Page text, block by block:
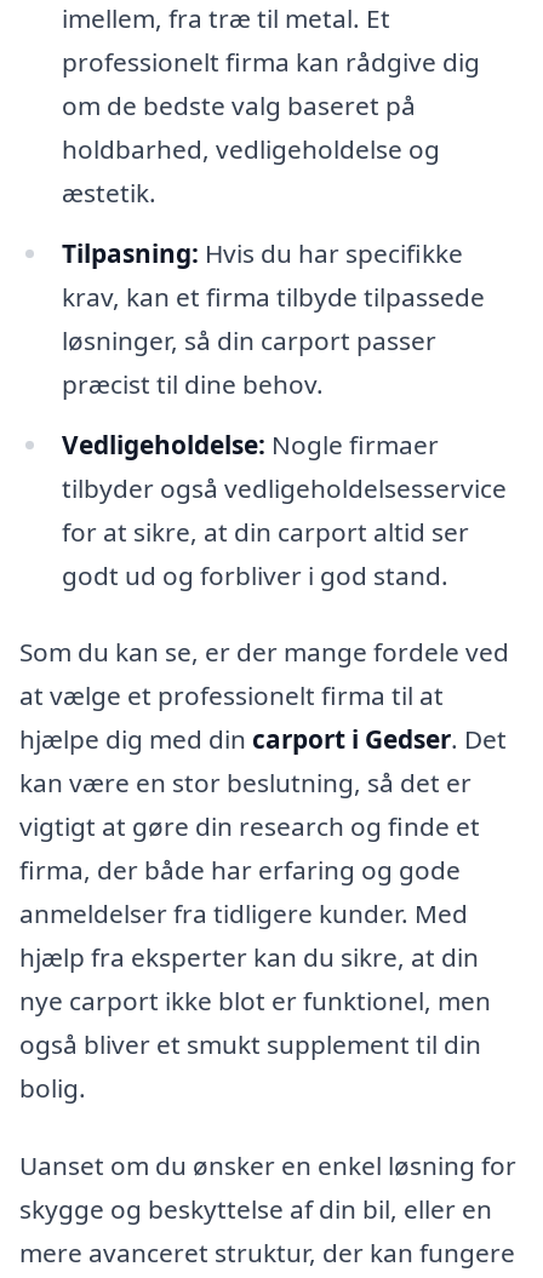
imellem, fra træ til metal. Et
professionelt firma kan rådgive dig
om de bedste valg baseret på
holdbarhed, vedligeholdelse og
æstetik.
Tilpasning: Hvis du har specifikke
krav, kan et firma tilbyde tilpassede
løsninger, så din carport passer
præcist til dine behov.
Vedligeholdelse: Nogle firmaer
tilbyder også vedligeholdelsesservice
for at sikre, at din carport altid ser
godt ud og forbliver i god stand.
Som du kan se, er der mange fordele ved
at vælge et professionelt firma til at
hjælpe dig med din carport i Gedser. Det
kan være en stor beslutning, så det er
vigtigt at gøre din research og finde et
firma, der både har erfaring og gode
anmeldelser fra tidligere kunder. Med
hjælp fra eksperter kan du sikre, at din
nye carport ikke blot er funktionel, men
også bliver et smukt supplement til din
bolig.
Uanset om du ønsker en enkel løsning for
skygge og beskyttelse af din bil, eller en
mere avanceret struktur, der kan fungere